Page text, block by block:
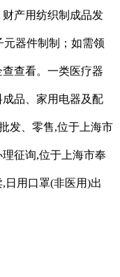
产用纺织制成品发
器件制制；如需领
查看。一类医疗器
品、家用电器及配
发、零售,位于上海市
征询,位于上海市奉
日用口罩(非医用)出